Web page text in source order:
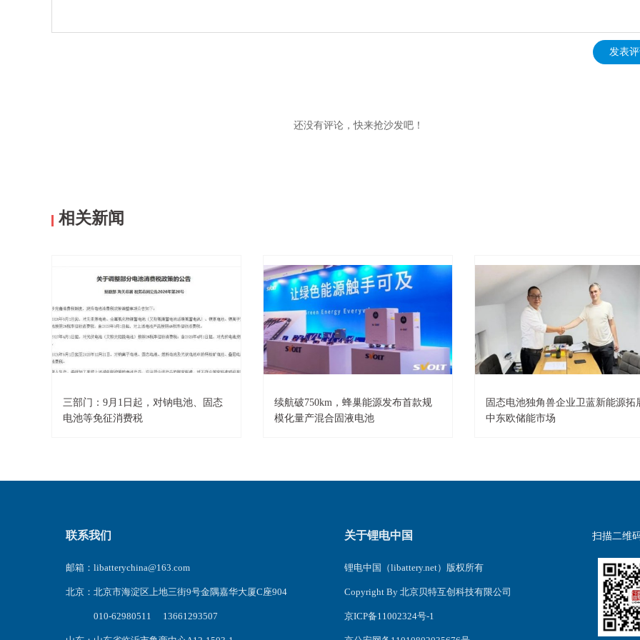
发表
还没有评论，快来抢沙发吧！
相关新闻
三部门：9月1日起，对钠电池、固态
电池等免征消费税
续航破750km，蜂巢能源发布首款规
模化量产混合固液电池
固态电池独角兽企业卫蓝新能源拓
中东欧储能市场
联系我们
邮箱：libatterychina@163.com
北京：北京市海淀区上地三街9号金隅嘉华大厦C座904
010-62980511 13661293507
关于锂电中国
锂电中国（libattery.net）版权所有
Copyright By 北京贝特互创科技有限公司
京ICP备11002324号-1
扫描二维